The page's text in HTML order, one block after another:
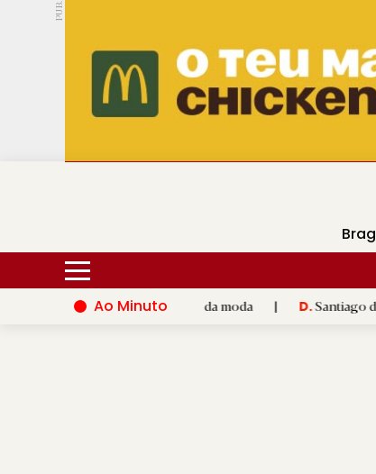
PUB.
Hoje 16ºC 30ºC DMtv
Ao Minuto
do mundo da moda D.Santiago de